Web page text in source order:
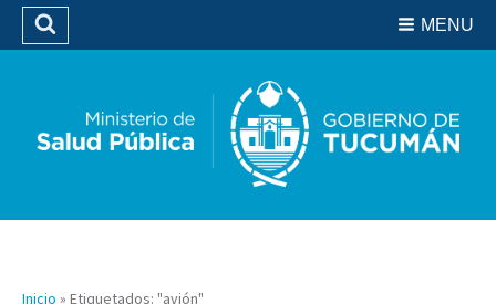
Biblioteca
MENU
Buscar
Inicio » Etiquetados: "avión"